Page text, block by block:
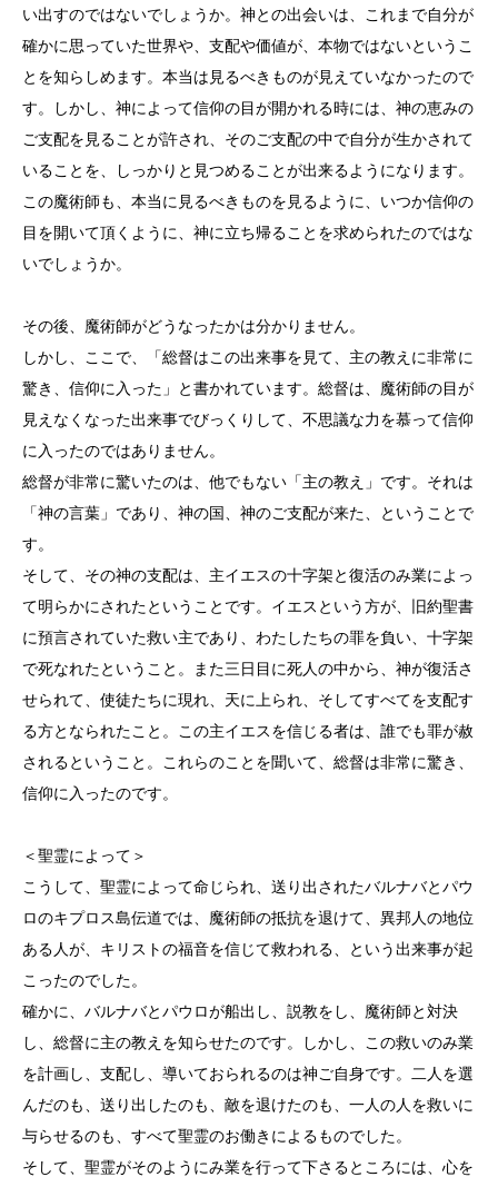
い出すのではないでしょうか。神との出会いは、これまで自分が
確かに思っていた世界や、支配や価値が、本物ではないというこ
とを知らしめます。本当は見るべきものが見えていなかったので
す。しかし、神によって信仰の目が開かれる時には、神の恵みの
ご支配を見ることが許され、そのご支配の中で自分が生かされて
いることを、しっかりと見つめることが出来るようになります。
この魔術師も、本当に見るべきものを見るように、いつか信仰の
目を開いて頂くように、神に立ち帰ることを求められたのではな
いでしょうか。
その後、魔術師がどうなったかは分かりません。
しかし、ここで、「総督はこの出来事を見て、主の教えに非常に
驚き、信仰に入った」と書かれています。総督は、魔術師の目が
見えなくなった出来事でびっくりして、不思議な力を慕って信仰
に入ったのではありません。
総督が非常に驚いたのは、他でもない「主の教え」です。それは
「神の言葉」であり、神の国、神のご支配が来た、ということで
す。
そして、その神の支配は、主イエスの十字架と復活のみ業によっ
て明らかにされたということです。イエスという方が、旧約聖書
に預言されていた救い主であり、わたしたちの罪を負い、十字架
で死なれたということ。また三日目に死人の中から、神が復活さ
せられて、使徒たちに現れ、天に上られ、そしてすべてを支配す
る方となられたこと。この主イエスを信じる者は、誰でも罪が赦
されるということ。これらのことを聞いて、総督は非常に驚き、
信仰に入ったのです。
＜聖霊によって＞
こうして、聖霊によって命じられ、送り出されたバルナバとパウ
ロのキプロス島伝道では、魔術師の抵抗を退けて、異邦人の地位
ある人が、キリストの福音を信じて救われる、という出来事が起
こったのでした。
確かに、バルナバとパウロが船出し、説教をし、魔術師と対決
し、総督に主の教えを知らせたのです。しかし、この救いのみ業
を計画し、支配し、導いておられるのは神ご自身です。二人を選
んだのも、送り出したのも、敵を退けたのも、一人の人を救いに
与らせるのも、すべて聖霊のお働きによるものでした。
そして、聖霊がそのようにみ業を行って下さるところには、心を